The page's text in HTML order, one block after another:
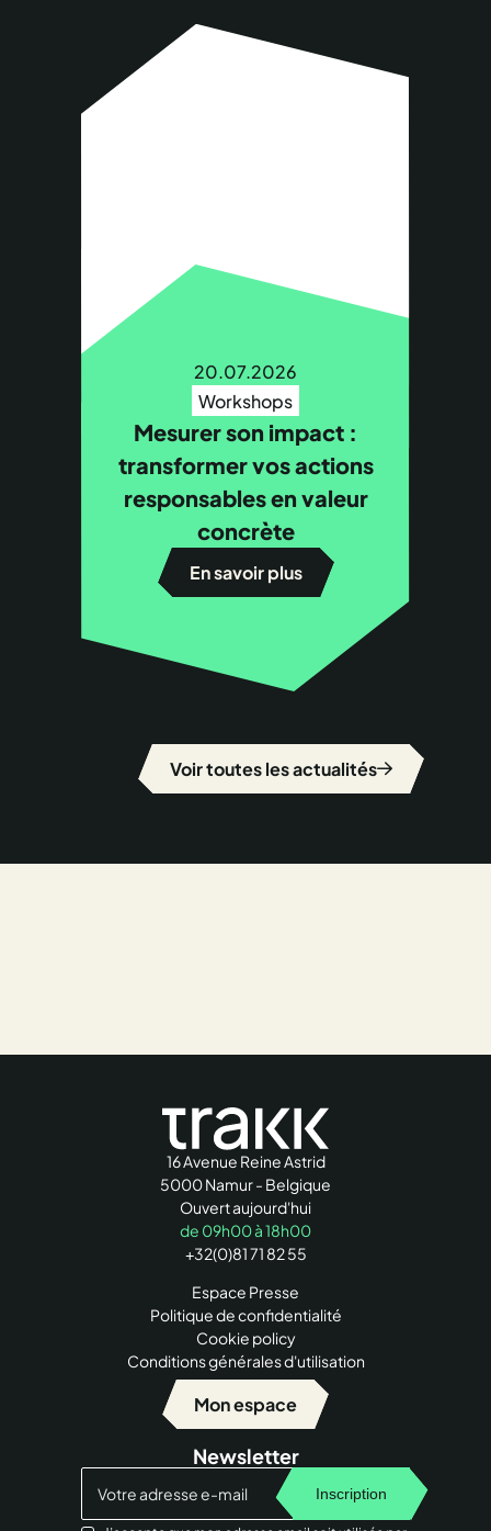
20.07.2026
Workshops
Mesurer son impact :
transformer vos actions
responsables en valeur
concrète
En savoir plus
Voir toutes les actualités
16 Avenue Reine Astrid
5000 Namur - Belgique
Ouvert aujourd'hui
de 09h00 à 18h00
+32(0)81 71 82 55
Espace Presse
Politique de confidentialité
Cookie policy
Conditions générales d'utilisation
Mon espace
Newsletter
Inscription